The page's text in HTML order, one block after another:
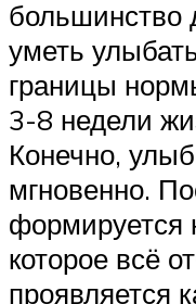
большинство
уметь
границы
3-8 недели
Конечно,
мгновенно.
формируется
которое всё
проявляется